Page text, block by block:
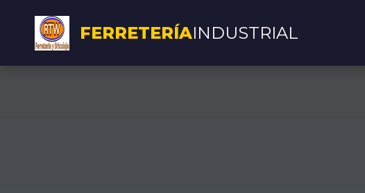
FERRETERÍAINDUSTRIAL